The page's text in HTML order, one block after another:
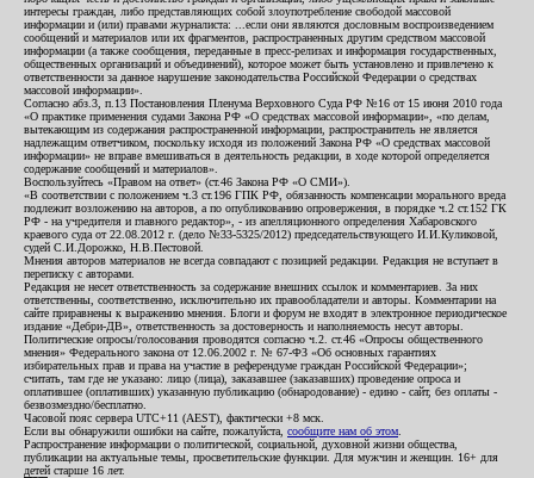
интересы граждан, либо представляющих собой злоупотребление свободой массовой
информации и (или) правами журналиста: ...если они являются дословным воспроизведением
сообщений и материалов или их фрагментов, распространенных другим средством массовой
информации (а также сообщения, переданные в пресс-релизах и информация государственных,
общественных организаций и объединений), которое может быть установлено и привлечено к
ответственности за данное нарушение законодательства Российской Федерации о средствах
массовой информации».
Согласно абз.3, п.13 Постановления Пленума Верховного Суда РФ №16 от 15 июня 2010 года
«О практике применения судами Закона РФ «О средствах массовой информации», «по делам,
вытекающим из содержания распространенной информации, распространитель не является
надлежащим ответчиком, поскольку исходя из положений Закона РФ «О средствах массовой
информации» не вправе вмешиваться в деятельность редакции, в ходе которой определяется
содержание сообщений и материалов».
Воспользуйтесь «Правом на ответ» (ст.46 Закона РФ «О СМИ»).
«В соответствии с положением ч.3 ст.196 ГПК РФ, обязанность компенсации морального вреда
подлежит возложению на авторов, а по опубликованию опровержения, в порядке ч.2 ст.152 ГК
РФ - на учредителя и главного редактор», - из апелляционного определения Хабаровского
краевого суда от 22.08.2012 г. (дело №33-5325/2012) председательствующего И.И.Куликовой,
судей С.И.Дорожко, Н.В.Пестовой.
Мнения авторов материалов не всегда совпадают с позицией редакции. Редакция не вступает в
переписку с авторами.
Редакция не несет ответственность за содержание внешних ссылок и комментариев. За них
ответственны, соответственно, исключительно их правообладатели и авторы. Комментарии на
сайте приравнены к выражению мнения. Блоги и форум не входят в электронное периодическое
издание «Дебри-ДВ», ответственность за достоверность и наполняемость несут авторы.
Политические опросы/голосования проводятся согласно ч.2. ст.46 «Опросы общественного
мнения» Федерального закона от 12.06.2002 г. № 67-ФЗ «Об основных гарантиях
избирательных прав и права на участие в референдуме граждан Российской Федерации»;
считать, там где не указано: лицо (лица), заказавшее (заказавших) проведение опроса и
оплатившее (оплативших) указанную публикацию (обнародование) - едино - сайт, без оплаты -
безвозмездно/бесплатно.
Часовой пояс сервера UTC+11 (AEST), фактически +8 мск.
Если вы обнаружили ошибки на сайте, пожалуйста, сообщите нам об этом
Распространение информации о политической, социальной, духовной жизни общества,
публикации на актуальные темы, просветительские функции. Для мужчин и женщин. 16+ для
детей старше 16 лет.